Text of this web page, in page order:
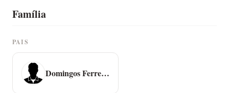
Família
PAIS
Domingos Ferreira